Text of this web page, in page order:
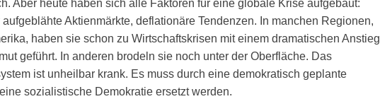
Aber heute haben sich alle Faktoren für eine globale Krise aufgebaut:
Aktienmärkte, deflationäre Tendenzen. In manchen Regionen,
haben sie schon zu Wirtschaftskrisen mit einem dramatischen Anstieg
geführt. In anderen brodeln sie noch unter der Oberfläche. Das
ist unheilbar krank. Es muss durch eine demokratisch geplante
sozialistische Demokratie ersetzt werden.